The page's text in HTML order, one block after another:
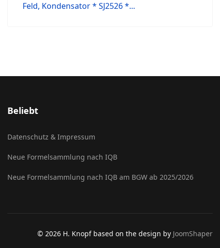
Feld, Kondensator * SJ2526 *...
Beliebt
Datenschutz & Impressum
Neue Formelsammlung nach IQB
Neue Formelsammlung nach IQB am BGW ab 2025/2026
© 2026 H. Knopf based on the design by JoomShaper